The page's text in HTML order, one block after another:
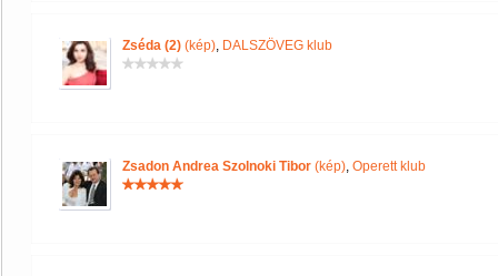
Zséda (2) (kép), DALSZÖVEG klub
Zsadon Andrea Szolnoki Tibor (kép), Operett klub